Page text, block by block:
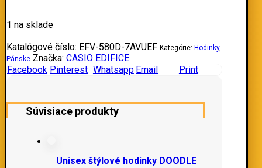
1 na sklade
Katalógové číslo: EFV-580D-7AVUEF Kategórie: Hodinky,
Pánske Značka: CASIO EDIFICE
Facebook Pinterest Whatsapp Email Print
Súvisiace produkty
Unisex štýlové hodinky DOODLE